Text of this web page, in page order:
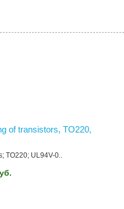
of transistors, TO220,
TO220; UL94V-0..